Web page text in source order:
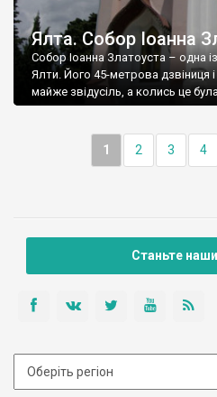
Ялта. Собор Іоанна
Собор Іоанна Златоуста – одна
Ялти. Його 45-метрова дзвіниця і
майже звідусіль, а колись це
1 2 3 4
Станьте